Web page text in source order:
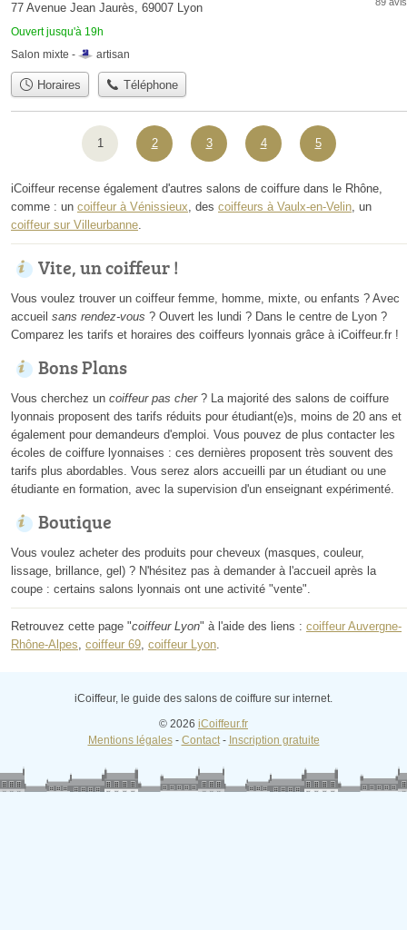
77 Avenue Jean Jaurès, 69007 Lyon
Ouvert jusqu'à 19h
Salon mixte - artisan
Horaires Téléphone
1 2 3 4 5
iCoiffeur recense également d'autres salons de coiffure dans le Rhône,
comme : un coiffeur à Vénissieux , des coiffeurs à Vaulx-en-Velin , un
coiffeur sur Villeurbanne
Vite, un coiffeur !
Vous voulez trouver un coiffeur femme, homme, mixte, ou enfants ? Avec
accueil sans rendez-vous ? Ouvert les lundi ? Dans le centre de Lyon ?
Comparez les tarifs et horaires des coiffeurs lyonnais grâce à iCoiffeur.fr !
Bons Plans
Vous cherchez un coiffeur pas cher? La majorité des salons de coiffure
lyonnais proposent des tarifs réduits pour étudiant(e)s, moins de 20 ans et
également pour demandeurs d'emploi. Vous pouvez de plus contacter les
écoles de coiffure lyonnaises : ces dernières proposent très souvent des
tarifs plus abordables. Vous serez alors accueilli par un étudiant ou une
étudiante en formation, avec la supervision d'un enseignant expérimenté.
Boutique
Vous voulez acheter des produits pour cheveux (masques, couleur,
lissage, brillance, gel) ? N'hésitez pas à demander à l'accueil après la
coupe : certains salons lyonnais ont une activité "vente".
Retrouvez cette page "coiffeur Lyon" à l'aide des liens : coiffeur Auvergne-
Rhône-Alpes coiffeur 69 coiffeur Lyon
iCoiffeur, le guide des salons de coiffure sur internet.
© 2026 iCoiffeur.fr
Mentions légales- Contact- Inscription gratuite